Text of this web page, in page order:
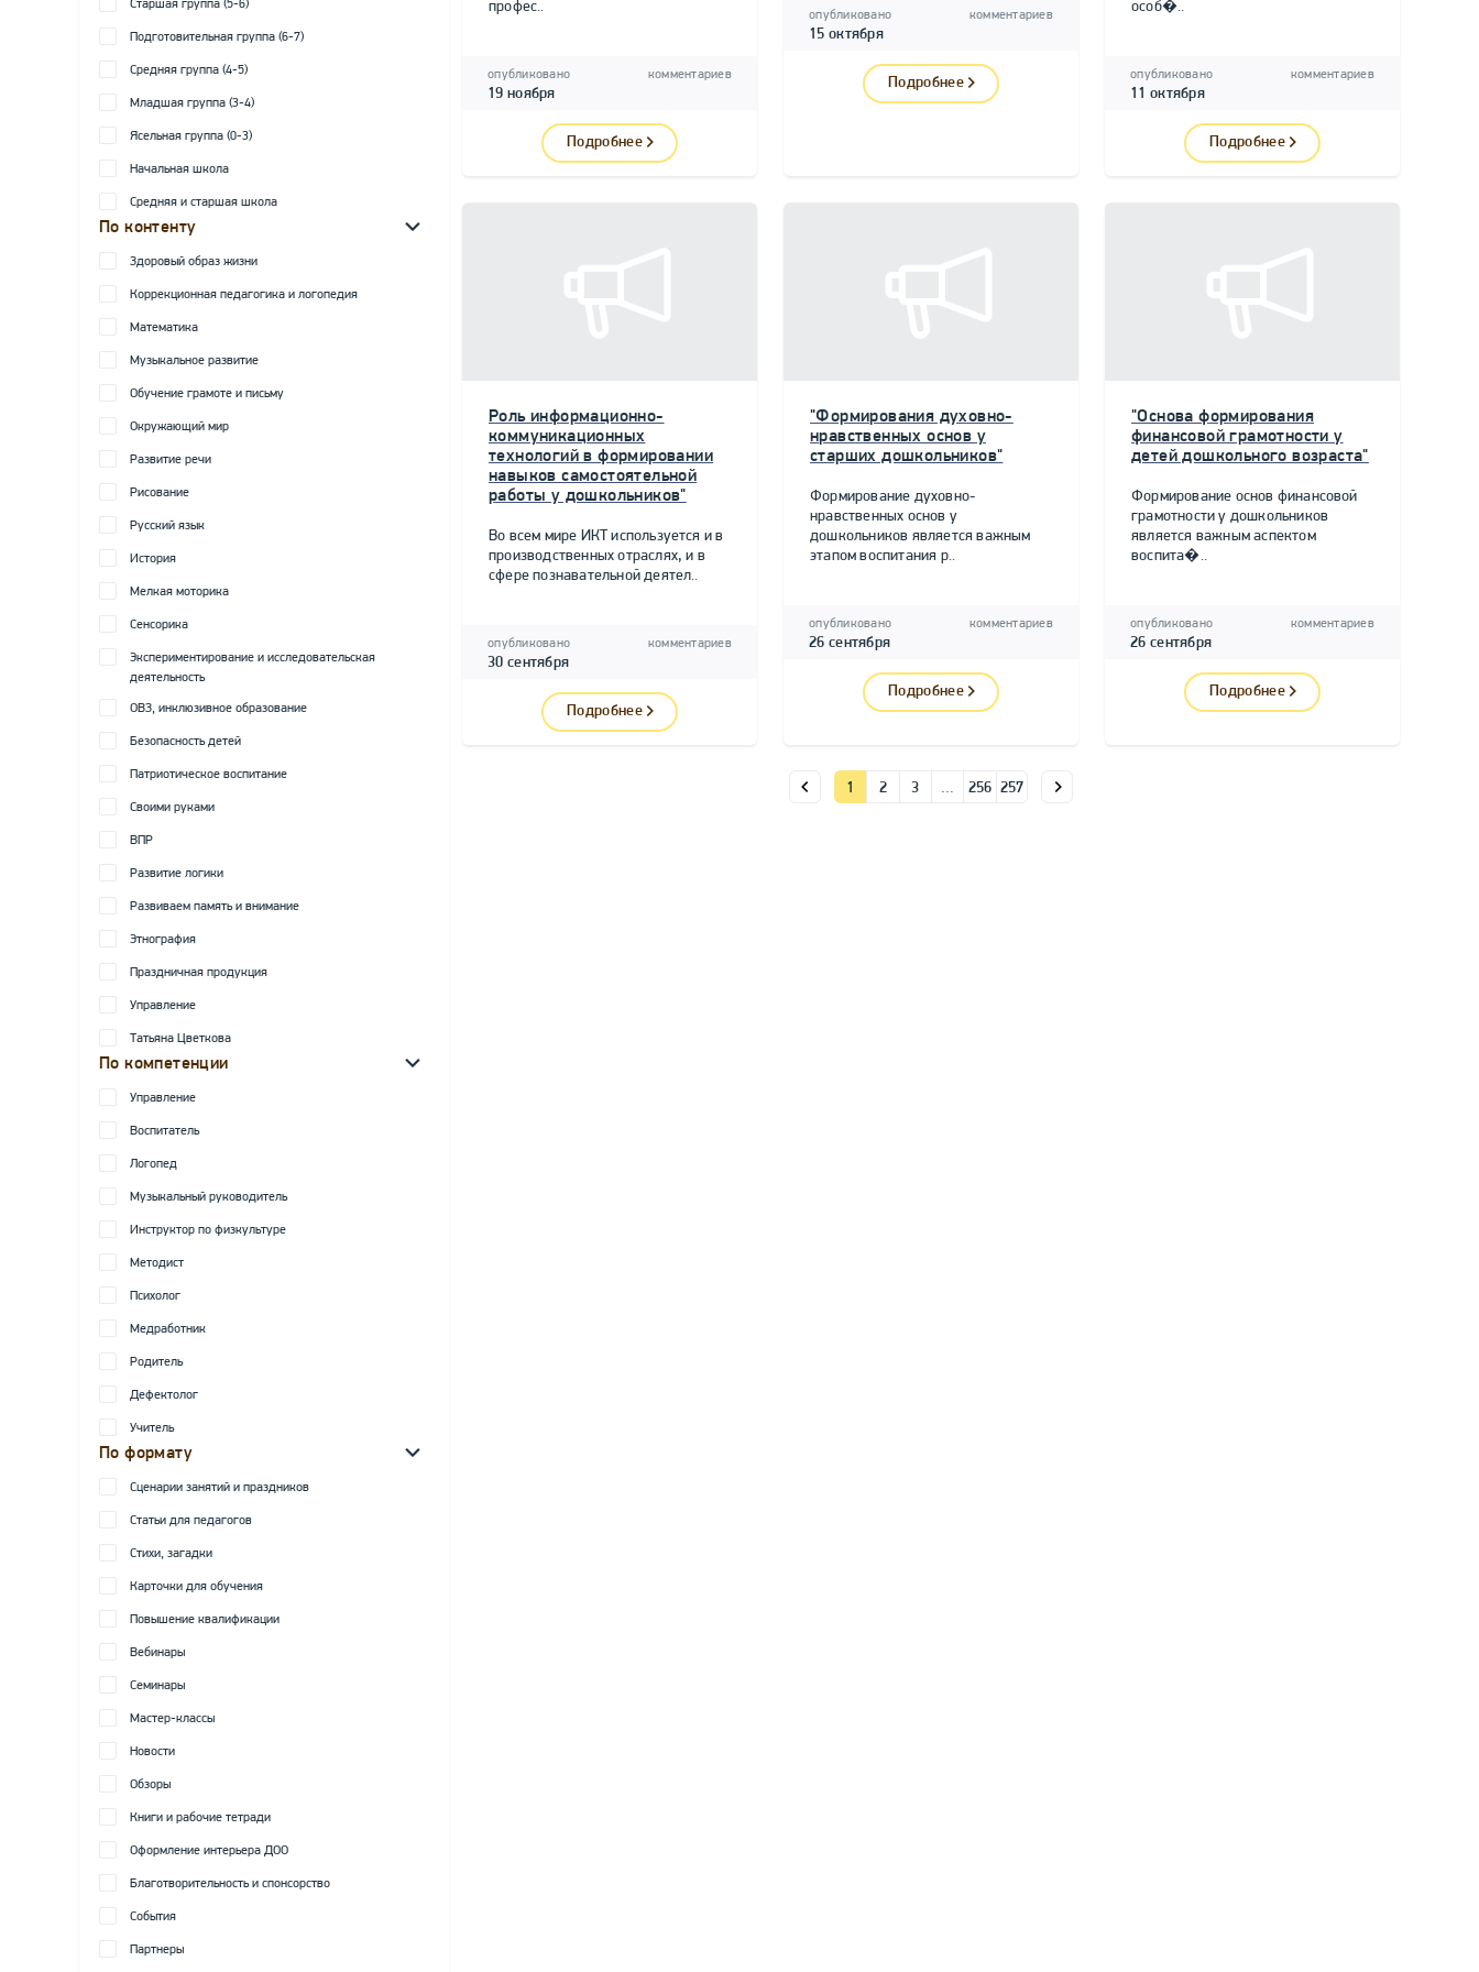
Старшая группа (5-6)
Подготовительная группа (6-7)
Средняя группа (4-5)
Младшая группа (3-4)
Ясельная группа (0-3)
Начальная школа
Средняя и старшая школа
По контенту
Здоровый образ жизни
Коррекционная педагогика и логопедия
Математика
Музыкальное развитие
Обучение грамоте и письму
Окружающий мир
Развитие речи
Рисование
Русский язык
История
Мелкая моторика
Сенсорика
Экспериментирование и исследовательская
деятельность
ОВЗ, инклюзивное образование
Безопасность детей
Патриотическое воспитание
Своими руками
ВПР
Развитие логики
Развиваем память и внимание
Этнография
Праздничная продукция
Управление
Татьяна Цветкова
По компетенции
Управление
Воспитатель
Логопед
Музыкальный руководитель
Инструктор по физкультуре
Методист
Психолог
Медработник
Родитель
Дефектолог
Учитель
По формату
Сценарии занятий и праздников
Статьи для педагогов
Стихи, загадки
Карточки для обучения
Повышение квалификации
Вебинары
Семинары
Мастер-классы
Новости
Обзоры
Книги и рабочие тетради
Оформление интерьера ДОО
Благотворительность и спонсорство
События
Партнеры
профес..
опубликовано
19 ноября
комментариев
Подробнее
опубликовано
15 октября
комментариев
Подробнее
особ�..
опубликовано
11 октября
комментариев
Подробнее
Роль информационно-
коммуникационных
технологий в формировании
навыков самостоятельной
работы у дошкольников"
Во всем мире ИКТ используется и в
производственных отраслях, и в
сфере познавательной деятел..
опубликовано
30 сентября
комментариев
Подробнее
"Формирования духовно-
нравственных основ у
старших дошкольников"
Формирование духовно-
нравственных основ у
дошкольников является важным
этапом воспитания р..
опубликовано
26 сентября
комментариев
Подробнее
"Основа формирования
финансовой грамотности у
детей дошкольного возраста"
Формирование основ финансовой
грамотности у дошкольников
является важным аспектом
воспита�..
опубликовано
26 сентября
комментариев
Подробнее
1 2 3 … 256 257